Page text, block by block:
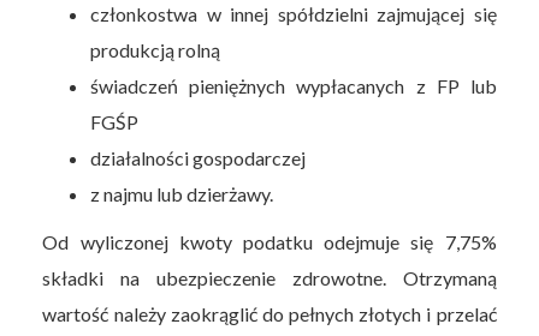
członkostwa w innej spółdzielni zajmującej się
produkcją rolną
świadczeń pieniężnych wypłacanych z FP lub
FGŚP
działalności gospodarczej
z najmu lub dzierżawy.
Od wyliczonej kwoty podatku odejmuje się 7,75%
składki na ubezpieczenie zdrowotne. Otrzymaną
wartość należy zaokrąglić do pełnych złotych i przelać